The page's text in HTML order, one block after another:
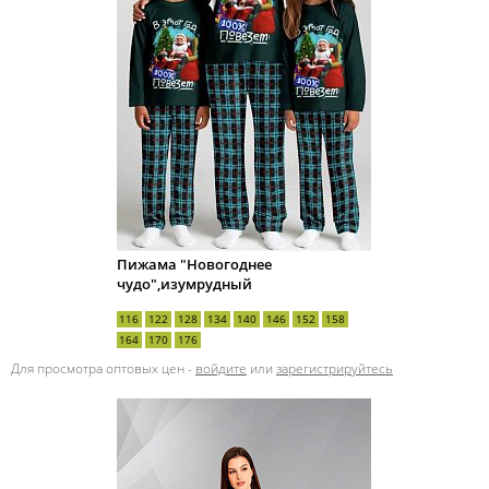
Пижама "Новогоднее
чудо",изумрудный
116 122 128 134 140 146 152
158
164
170 176
Для просмотра оптовых цен - войдите или зарегистрируйтесь